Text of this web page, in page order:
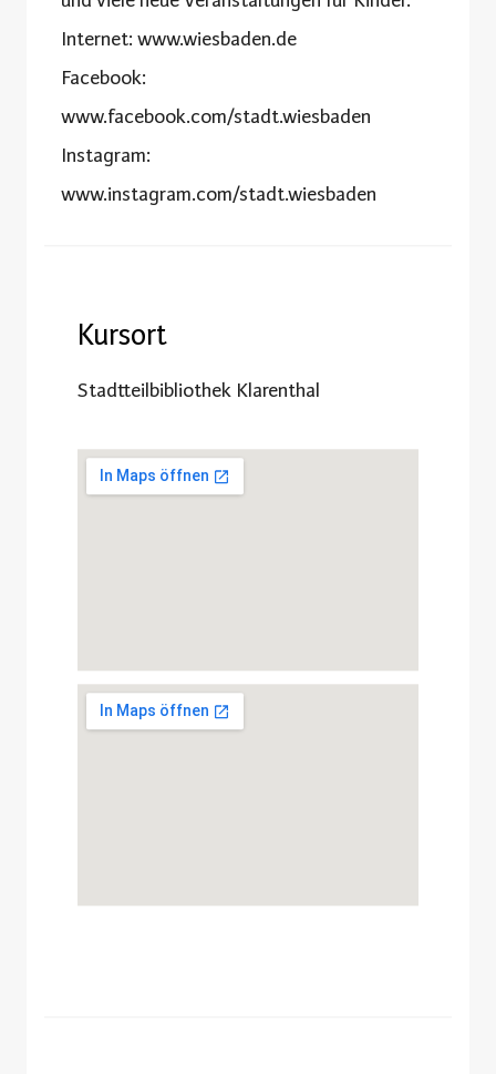
Internet: www.wiesbaden.de
Facebook:
www.facebook.com/stadt.wiesbaden
Instagram:
www.instagram.com/stadt.wiesbaden
Kursort
Stadtteilbibliothek Klarenthal